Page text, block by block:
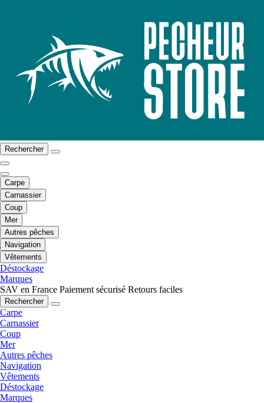
Rechercher
Carpe
Carnassier
Coup
Mer
Autres pêches
Navigation
Vêtements
Déstockage
Marques
SAV en France Paiement sécurisé Retours faciles
Rechercher
Carpe
Carnassier
Coup
Mer
Autres pêches
Navigation
Vêtements
Déstockage
Marques